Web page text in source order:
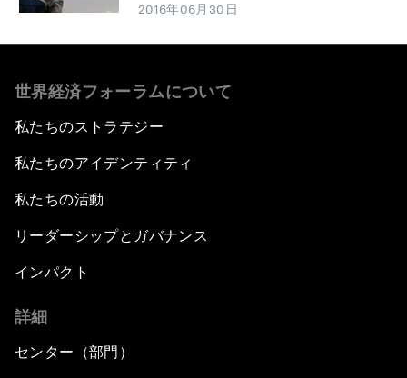
2016年06月30日
世界経済フォーラムについて
私たちのストラテジー
私たちのアイデンティティ
私たちの活動
リーダーシップとガバナンス
インパクト
詳細
センター（部門）